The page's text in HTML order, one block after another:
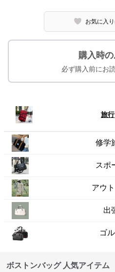
お気に入
購入時
必ず購入前にお
旅行
修学
スポ
アウ
出
ゴ
ボストンバッグ 人気アイテム